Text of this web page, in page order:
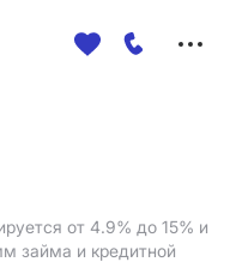
от 4.9% до 15% и
займа и кредитной